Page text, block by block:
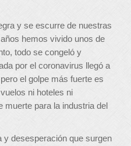
y se escurre de nuestras
hemos vivido unos de
todo se congeló y
por el coronavirus llegó a
el golpe más fuerte es
ni hoteles ni
muerte para la industria del
y desesperación que surgen